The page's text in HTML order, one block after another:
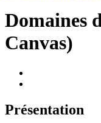
Domaines
Canvas)
Présentation